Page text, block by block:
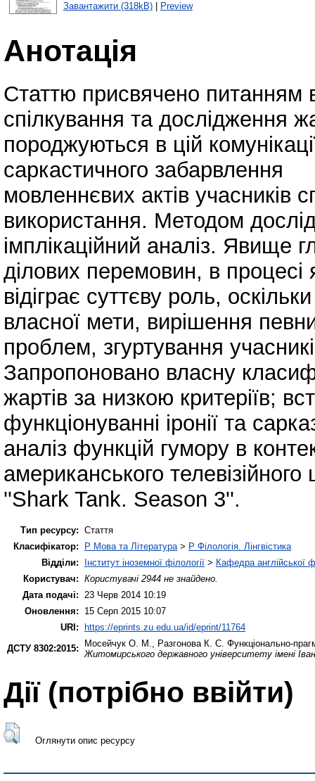
Завантажити (318kB)| Preview
Анотація
Статтю присвячено питанням
спілкування та дослідження
породжуються в цій
саркастичного забарвлення
мовленнєвих актів учасників
використання. Методом
імплікаційний аналіз. Явище
ділових перемовин, в процесі
відіграє суттєву роль,
власної мети, вирішення
проблем, згуртування
Запропоновано власну
жартів за низкою критеріїв;
функціонуванні іронії та
аналіз функцій гумору в
американського
''Shark Tank. Season 3''.
Тип ресурсу: Стаття
Класифікатор:
P Мова та Література > P Філологія. Лінгвістика
Відділи:
Інститут іноземної філології > Кафедра англійської
Користувач: Користувачі 2944 не знайдено.
Дата подачі:
23 Черв 2014 10:19
Оновлення:
15 Серп 2015 10:07
URI: https://eprints.zu.edu.ua/id/eprint/11764
ДСТУ 8302:2015:
Мосейчук О. М. Разгонова К. С. Функціонально-
Житомирського державного університету імені
Дії ​​(потрібно ввійти)
Оглянути опис ресурсу